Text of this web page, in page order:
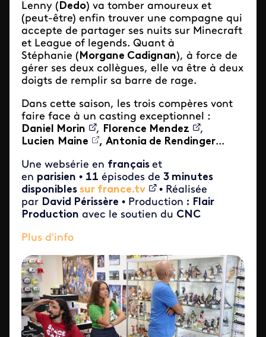
Lenny ( Dedo) va tomber amoureux et
(peut-être) enfin trouver une compagne qui
accepte de partager ses nuits sur Minecraft
et League of legends. Quant à
Stéphanie ( Morgane Cadignan), à force de
gérer ses deux collègues, elle va être à deux
doigts de remplir sa barre de rage.
Dans cette saison, les trois compères vont
faire face à un casting exceptionnel :
Daniel Morin
, Florence Mendez
,
Lucien Maine , Antonia de Rendinger...
Une websérie en français et
en parisien • 11 épisodes de 3 minutes
disponibles sur france.tv
• Réalisée
par David Périssère • Production : Flair
Production avec le soutien du CNC
Plus d'info